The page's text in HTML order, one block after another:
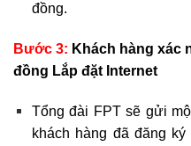
đồng.
Bước 3: Khách hàng xác
đồng Lắp đặt Internet
Tổng đài FPT sẽ gửi
khách hàng đã đăng